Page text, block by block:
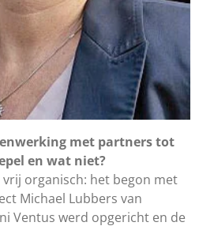
met partners tot
en wat niet?
organisch: het begon met
Michael Lubbers van
Ventus werd opgericht en de